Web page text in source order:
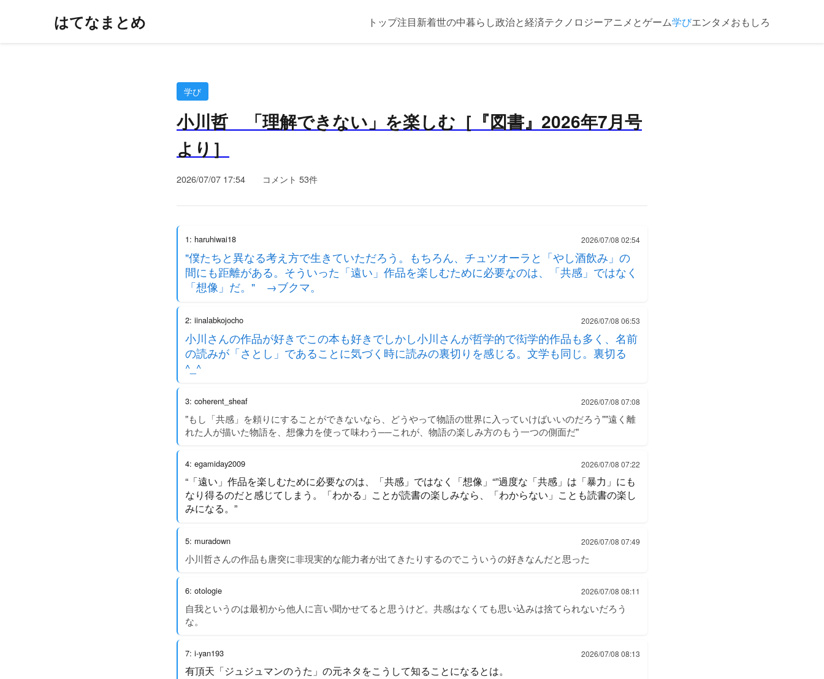
はてなまとめ トップ注目新着世の中暮らし政治と経済テクノロジーアニメとゲーム学びエンタメおもしろ
学び
小川哲 「理解できない」を楽しむ［『図書』2026年7月号
より］
2026/07/07 17:54 コメント 53件
1: haruhiwai18 2026/07/08 02:54
"僕たちと異なる考え方で生きていただろう。もちろん、チュツオーラと「やし酒飲み」の
間にも距離がある。そういった「遠い」作品を楽しむために必要なのは、「共感」ではなく
「想像」だ。" →ブクマ。
2: iinalabkojocho 2026/07/08 06:53
小川さんの作品が好きでこの本も好きでしかし小川さんが哲学的で衒学的作品も多く、名前
の読みが「さとし」であることに気づく時に読みの裏切りを感じる。文学も同じ。裏切る
^_^
3: coherent_sheaf 2026/07/08 07:08
"もし「共感」を頼りにすることができないなら、どうやって物語の世界に入っていけばいいのだろう""遠く離
れた人が描いた物語を、想像力を使って味わう──これが、物語の楽しみ方のもう一つの側面だ"
4: egamiday2009 2026/07/08 07:22
“「遠い」作品を楽しむために必要なのは、「共感」ではなく「想像」“”過度な「共感」は「暴力」にも
なり得るのだと感じてしまう。「わかる」ことが読書の楽しみなら、「わからない」ことも読書の楽し
みになる。”
5: muradown 2026/07/08 07:49
小川哲さんの作品も唐突に非現実的な能力者が出てきたりするのでこういうの好きなんだと思った
6: otologie 2026/07/08 08:11
自我というのは最初から他人に言い聞かせてると思うけど。共感はなくても思い込みは捨てられないだろう
な。
7: i-yan193 2026/07/08 08:13
有頂天「ジュジュマンのうた」の元ネタをこうして知ることになるとは。